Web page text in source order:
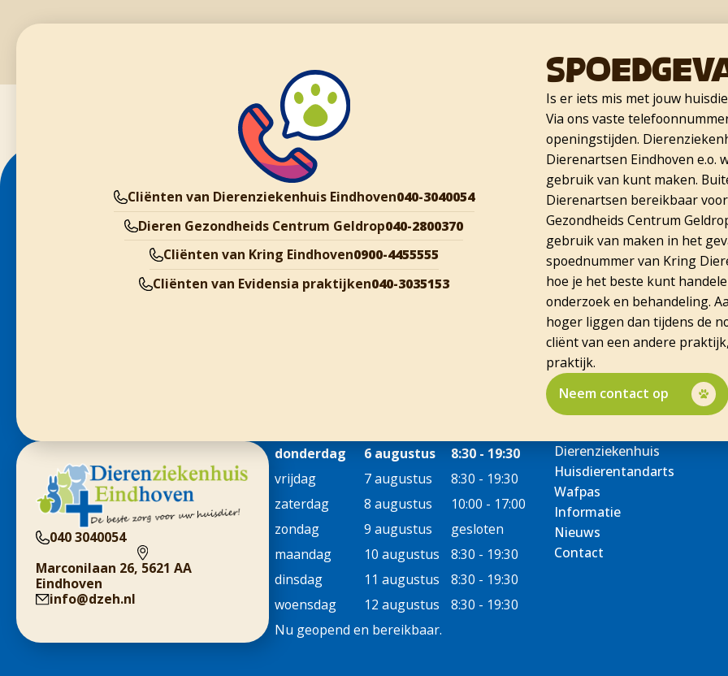
Cliënten van Dierenziekenhuis Eindhoven040-3040054
Dieren Gezondheids Centrum Geldrop040-2800370
Cliënten van Kring Eindhoven0900-4455555
Cliënten van Evidensia praktijken040-3035153
Is er iets mis met jouw
Via ons vaste
openingstijden.
Dierenartsen Eindhoven e.o.
gebruik van kunt maken.
Dierenartsen bereikbaar
Gezondheids Centrum
gebruik van maken in het
spoednummer van Kring
hoe je het beste kunt
onderzoek en behandeling.
hoger liggen dan tijdens de
cliënt van een andere
praktijk.
Neem contact op
040 3040054
Marconilaan 26, 5621 AA
Eindhoven
info@dzeh.nl
donderdag 6 augustus
8:30 - 19:30
vrijdag
7 augustus
8:30 - 19:30
zaterdag
8 augustus
10:00 - 17:00
zondag
9 augustus
gesloten
maandag
10 augustus
8:30 - 19:30
dinsdag
11 augustus
8:30 - 19:30
woensdag
12 augustus
8:30 - 19:30
Nu geopend en bereikbaar.
Dierenziekenhuis
Huisdierentandarts
Wafpas
Informatie
Nieuws
Contact